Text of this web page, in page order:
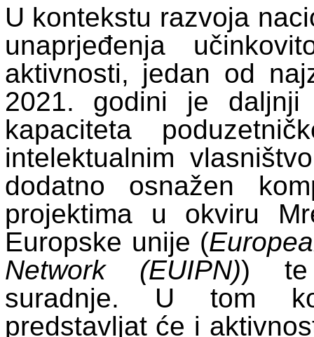
U kontekstu razvoja
unaprjeđenja
aktivnosti, jedan od
2021. godini je daljnji
kapaciteta
intelektualnim
dodatno osnažen
projektima u okviru
Europske unije (
Network (EUIPN)) te
suradnje. U tom
predstavljat će i